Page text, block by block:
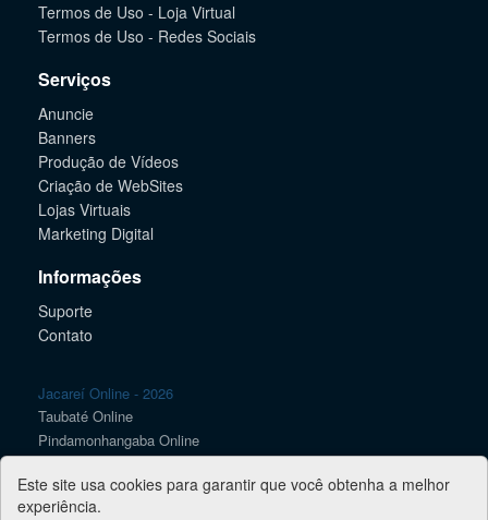
Termos de Uso - Loja Virtual
Termos de Uso - Redes Sociais
Serviços
Anuncie
Banners
Produção de Vídeos
Criação de WebSites
Lojas Virtuais
Marketing Digital
Informações
Suporte
Contato
Jacareí Online - 2026
Taubaté Online
Pindamonhangaba Online
Caçapava Online
Lorena Online
SJC Online
Este site usa cookies para garantir que você obtenha a melhor
experiência.